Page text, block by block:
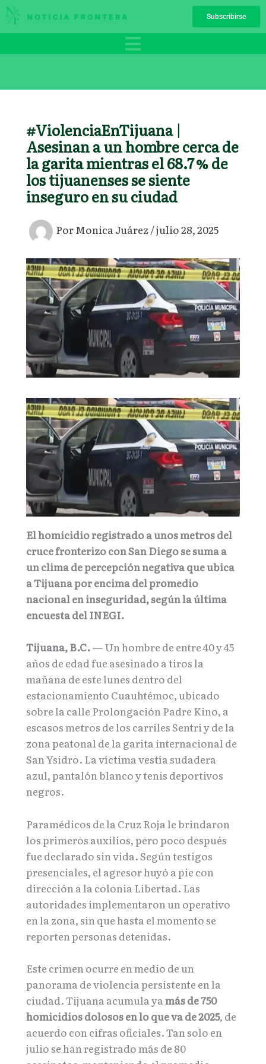
Ir
al
Subscribirse
#ViolenciaEnTijuana |
Asesinan a un hombre cerca de
la garita mientras el 68.7 % de
los tijuanenses se siente
inseguro en su ciudad
PorMonica Juárez/julio 28, 2025
El homicidio registrado a unos metros del
cruce fronterizo con San Diego se suma a
un clima de percepción negativa que ubica
a Tijuana por encima del promedio
nacional en inseguridad, según la última
encuesta del INEGI.
Tijuana, B.C.— Un hombre de entre 40 y 45
años de edad fue asesinado a tiros la
mañana de este lunes dentro del
estacionamiento Cuauhtémoc, ubicado
sobre la calle Prolongación Padre Kino, a
escasos metros de los carriles Sentri y de la
zona peatonal de la garita internacional de
San Ysidro. La víctima vestía sudadera
azul, pantalón blanco y tenis deportivos
negros.
Paramédicos de la Cruz Roja le brindaron
los primeros auxilios, pero poco después
fue declarado sin vida. Según testigos
presenciales, el agresor huyó a pie con
dirección a la colonia Libertad. Las
autoridades implementaron un operativo
en la zona, sin que hasta el momento se
reporten personas detenidas.
Este crimen ocurre en medio de un
panorama de violencia persistente en la
ciudad. Tijuana acumula ya más de 750
homicidios dolosos en lo que va de 2025, de
acuerdo con cifras oficiales. Tan solo en
julio se han registrado más de 80